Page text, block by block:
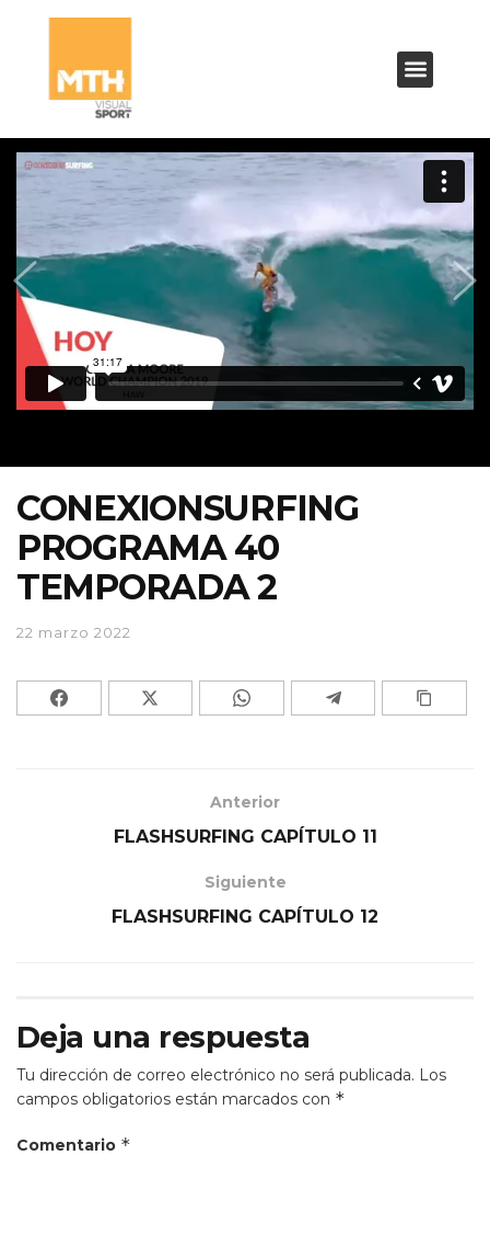
CONEXIONSURFING
PROGRAMA 40
TEMPORADA 2
22 marzo 2022
Anterior
FLASHSURFING CAPÍTULO 11
Siguiente
FLASHSURFING CAPÍTULO 12
Deja una respuesta
Tu dirección de correo electrónico no será publicada. Los
campos obligatorios están marcados con *
Comentario *